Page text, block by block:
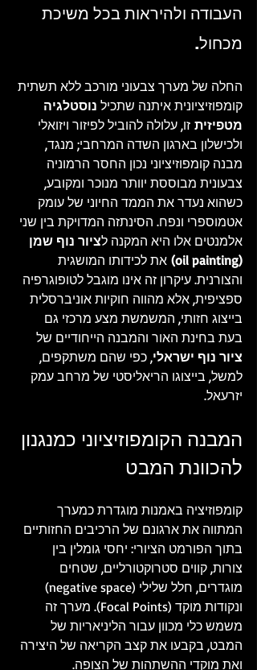
העבודה ולהיראות בכל משיכת
מכחול.
החלה של מערך צבעוני מורכב ללא תשתית
קומפוזיציונית איתנה שתכיל נוסטלגיה
מטפיזית זו, עלולה להוביל לפיזור ויזואלי
ולכישלון בארגון השדה המרחבי; מנגד,
מבנה קומפוזיציוני נכון החסר הרמוניה
צבעונית מבוססת יוותר מנוכר ומקובע,
כשהוא נעדר את הממד החיוני של עומק
אטמוספרי ונפח. הסינתזה המדויקת בין שני
אלמנטים אלו היא המקנה לציור נוף שמן
(oil painting)
את לכידותו המושגית
והצורנית. עיקרון זה אינו מוגבל לטופוגרפיה
ספציפית, אלא מהווה חוקיות אוניברסלית
בייצוג חזותי, המשמשת מצע מרכזי גם
בעת בחינת האור והמבנה הייחודיים של
ציור נוף ישראלי, כפי שהם משתקפים,
למשל, בייצוגו הריאליסטי של מרחב עמק
יזרעאל.
המבנה הקומפוזיציוני כמנגנון
להכוונת המבט
קומפוזיציה באמנות מוגדרת כמערך
המתווה את ארגונם של הרכיבים החזותיים
בתוך הפורמט הציורי: יחסי גומלין בין
צורות, קווים סטרוקטורליים, שטחים
מוגדרים, חלל שלילי (negative space)
ונקודות מוקד (Focal Points). מערך זה
משמש כלי מכוון עבור הליניאריות של
המבט, בקבעו את קצב הקריאה של היצירה
ואת מוקדי ההשתהות של הצופה.